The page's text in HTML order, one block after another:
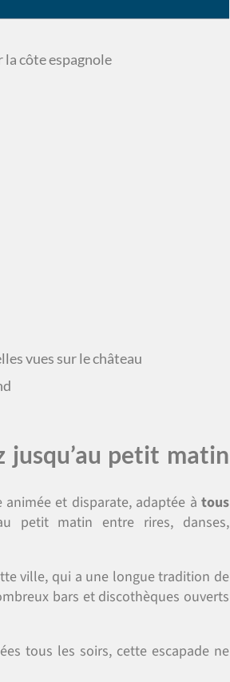
la côte espagnole
vues sur le château
jusqu’au petit matin
et disparate, adaptée àtous
petit matin entre rires, danses,
ville, qui a une longue tradition de
bars et discothèques ouverts
tous les soirs, cette escapade ne